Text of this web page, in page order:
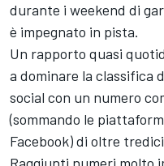
durante i weekend di
è impegnato in pista.
Un rapporto quasi
a dominare la classifica
social con un numero
(sommando le
Facebook) di oltre